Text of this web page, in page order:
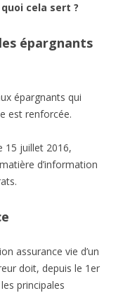
cela sert ?
épargnants
épargnants qui
est renforcée.
15 juillet 2016,
d’information
assurance vie d’un
doit, depuis le 1er
principales